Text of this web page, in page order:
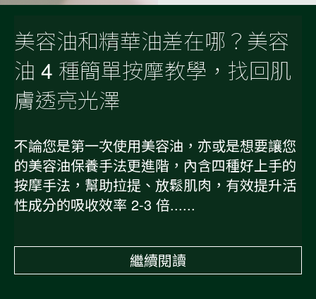
美容油和精華油差在哪？美容
油 4 種簡單按摩教學，找回肌
膚透亮光澤
不論您是第一次使用美容油，亦或是想要讓您
的美容油保養手法更進階，內含四種好上手的
按摩手法，幫助拉提、放鬆肌肉，有效提升活
性成分的吸收效率 2-3 倍......
繼續閱讀